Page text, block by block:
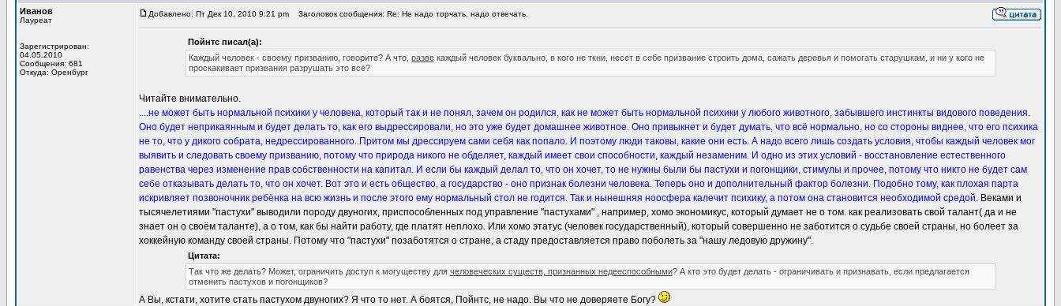
Иванов
Лауреат
Зарегистрирован:
04.05.2010
Сообщения: 681
Откуда: Оренбург
Добавлено: Пт Дек 10, 2010 9:21 pm Заголовок сообщения: Re: Не надо торчать, надо отвечать.
Пойнтс писал(а):
Каждый человек - своему призванию, говорите? А что, развекаждый человек буквально, в кого не ткни, несет в себе призвание строить дома, сажать деревья и помогать старушкам, и ни у кого не
проскакивает призвания разрушать это всё?
Читайте внимательно.
....не может быть нормальной психики у человека, который так и не понял, зачем он родился, как не может быть нормальной психики у любого животного, забывшего инстинкты видового поведения.
Оно будет неприкаянным и будет делать то, как его выдрессировали, но это уже будет домашнее животное. Оно привыкнет и будет думать, что всё нормально, но со стороны виднее, что его психика
не то, что у дикого собрата, недрессированного. Притом мы дрессируем сами себя как попало. И поэтому люди таковы, какие они есть. А надо всего лишь создать условия, чтобы каждый человек мог
выявить и следовать своему призванию, потому что природа никого не обделяет, каждый имеет свои способности, каждый незаменим. И одно из этих условий - восстановление естественного
равенства через изменение прав собственности на капитал. И если бы каждый делал то, что он хочет, то не нужны были бы пастухи и погонщики, стимулы и прочее, потому что никто не будет сам
себе отказывать делать то, что он хочет. Вот это и есть общество, а государство - оно признак болезни человека. Теперь оно и дополнительный фактор болезни. Подобно тому, как плохая парта
искривляет позвоночник ребёнка на всю жизнь и после этого ему нормальный стол не годится. Так и нынешняя ноосфера калечит психику, а потом она становится необходимой средой. Веками и
тысячелетиями "пастухи" выводили породу двуногих, приспособленных под управление "пастухами" , например, хомо экономикус, который думает не о том. как реализовать свой талант( да и не
знает он о своём таланте), а о том, как бы найти работу, где платят неплохо. Или хомо этатус (человек государственный), который совершенно не заботится о судьбе своей страны, но болеет за
хоккейную команду своей страны. Потому что "пастухи" позаботятся о стране, а стаду предоставляется право поболеть за "нашу ледовую дружину".
Цитата:
Так что же делать? Может, ограничить доступ к могуществу для человеческих существ, признанных недееспособными? А кто это будет делать - ограничивать и признавать, если предлагается
отменить пастухов и погонщиков?
А Вы, кстати, хотите стать пастухом двуногих? Я что то нет. А боятся, Пойнтс, не надо. Вы что не доверяете Богу?